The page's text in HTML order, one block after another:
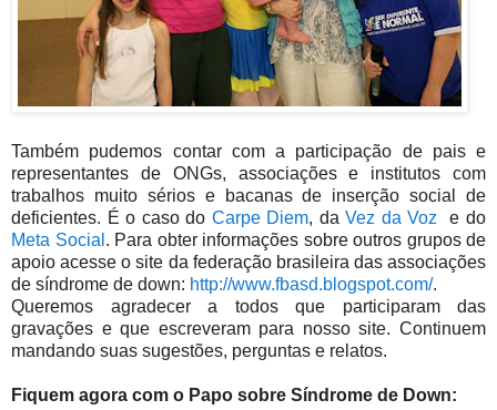
Também pudemos contar com a participação de pais e
representantes de ONGs, associações e institutos com
trabalhos muito sérios e bacanas de inserção social de
deficientes. É o caso do Carpe Diem, daVez da Voz e do
Meta Social . Para obter informações sobre outros grupos de
apoio acesse o site da federação brasileira das associações
de síndrome de down: http://www.fbasd.blogspot.com/.
Queremos agradecer a todos que participaram das
gravações e que escreveram para nosso site. Continuem
mandando suas sugestões, perguntas e relatos.
Fiquem agora com o Papo sobre Síndrome de Down: